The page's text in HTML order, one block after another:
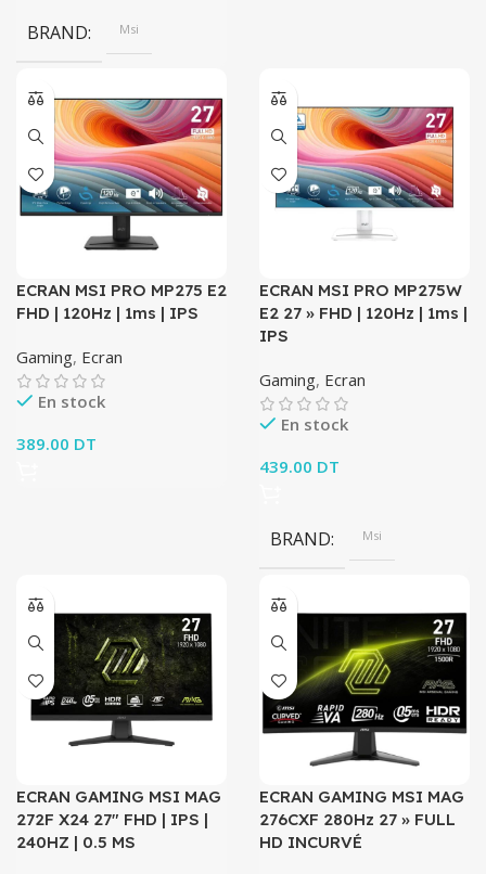
BRAND Msi
ECRAN MSI PRO MP275 E2
FHD | 120Hz | 1ms | IPS
Gaming, Ecran
En stock
389.00 DT
ECRAN MSI PRO MP275W
E2 27 » FHD | 120Hz | 1ms |
IPS
Gaming, Ecran
En stock
439.00 DT
BRAND Msi
ECRAN GAMING MSI MAG
272F X24 27″ FHD | IPS |
240HZ | 0.5 MS
ECRAN GAMING MSI MAG
276CXF 280Hz 27 » FULL
HD INCURVÉ